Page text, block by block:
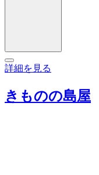
詳細を見る
きものの島屋